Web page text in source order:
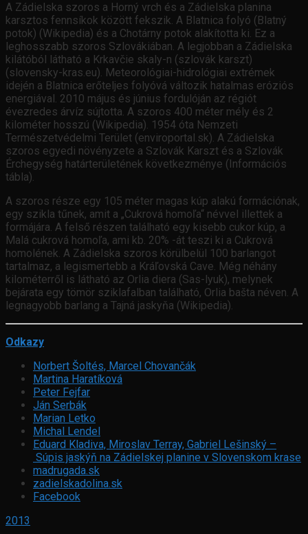
A Zádielska szoros a Horný vrch és a Zádielska planina
karsztos fennsíkok között fekszik. A Blatnica folyó (Blatný
potok) (Wikipedia) és a Chotárny potok alakította ki. Ez a
leghosszabb szoros Szlovákiában. A legjobban a Zádielska
kilátóból látható a Krkavčie skaly-n (szlovák karszt)
(slovensky-kras.eu). Meteorológiai-hidrológiai extrémek
idején a Blatnica erőteljes folyóvá változik hatalmas eróziós
energiával. 2010 május és június fordulóján az régiót
évezredes árvíz sújtotta. A szoros 400 méter mély és 2
kilométer hosszú (Wikipedia). 1954 óta Nemzeti
Természetvédelmi Terület (enviroportal.sk). A Zádielska
szoros egyedi növényzete a Szlovák Karszt és a Szlovák
Érchegység határterületének következménye (Információs
tábla).
A szoros része egy 105 méter magas kúp alakú formációnak,
egy szikla tűnek, amit a „Cukrová homoľa“ névvel illettek a
formájára. A felső részen található egy kisebb cukor kúp, a
Malá cukrová homoľa, ami kb. 20% -át teszi ki a Cukrová
homolének. A Zádielska szoros körülbelül 100 barlangot
tartalmaz, a legismertebb a Kráľovská Cave. Még néhány
kilométerről is látható az Orlia diera (Sas-lyuk), melynek
bejárata egy tömör sziklafalban található, Orlia bašta néven. A
legnagyobb barlang a Tajná jaskyňa (Wikipedia).
Odkazy
Norbert Šoltés, Marcel Chovančák
Martina Haratíková
Peter Fejfar
Ján Serbák
Marian Letko
Michal Lendel
Eduard Kladiva, Miroslav Terray, Gabriel Lešinský –
Súpis jaskýň na Zádielskej planine v Slovenskom krase
madrugada.sk
zadielskadolina.sk
Facebook
2013